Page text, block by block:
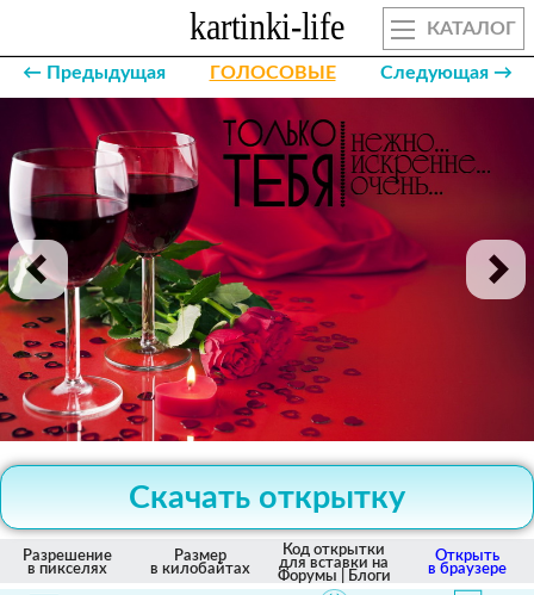
КАТАЛОГ
← Предыдущая ГОЛОСОВЫЕ Следующая →
Скачать открытку
Разрешение
в пикселях
Размер
в килобайтах
Код открытки
для вставки на
Форумы | Блоги
Открыть
в браузере